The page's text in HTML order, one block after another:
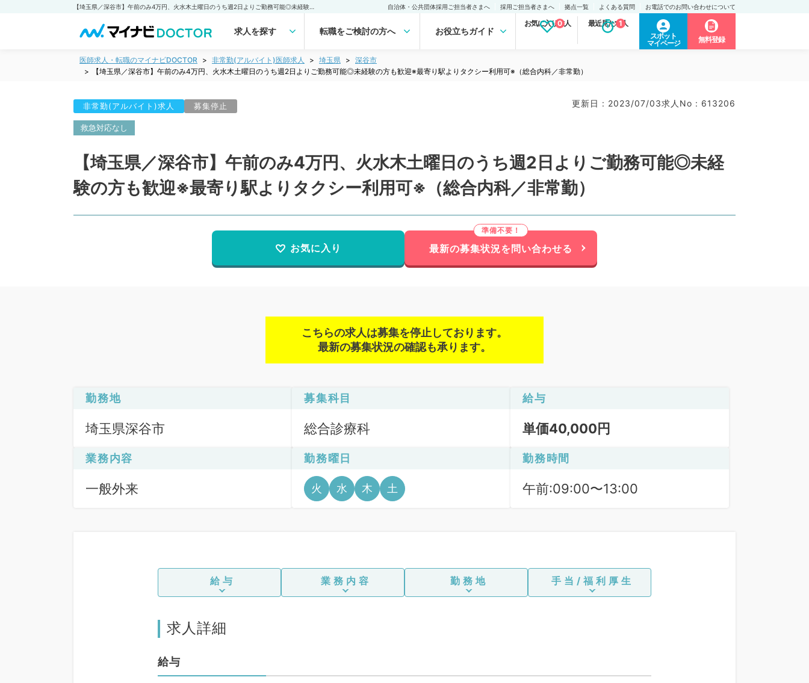
自治体・公共団体採用ご担当者さまへ 採用ご担当者さまへ 拠点一覧 よくある質問 お電話でのお問い合わせについて
求人を探す 転職をご検討の方へ お役立ちガイド
お気に入り求人
0 最近見た求人
1
スポット
マイページ
無料登録
医師求人・転職のマイナビDOCTOR 非常勤(アルバイト)医師求人 埼玉県
深谷市
【埼玉県／深谷市】午前のみ4万円、火水木土曜日のうち週2日よりご勤務可能◎未経験の方も歓迎※最寄り駅よりタクシー利用可※（総合内科／非常勤）
非常勤(アルバイト)求人 募集停止 更新日 : 2023/07/03求人No : 613206
救急対応なし
【埼玉県／深谷市】午前のみ4万円、火水木土曜日のうち週2日よりご勤務可能◎未経
験の方も歓迎※最寄り駅よりタクシー利用可※（総合内科／非常勤）
お気に入り 最新の募集状況を問い合わせる
こちらの求人は募集を停止しております。
最新の募集状況の確認も承ります。
勤務地
埼玉県深谷市
募集科目
総合診療科
給与
単価40,000円
業務内容
一般外来
勤務曜日
火 水 木 土
勤務時間
午前:09:00〜13:00
給与 業務内容 勤務地 手当/福利厚生
求人詳細
給与